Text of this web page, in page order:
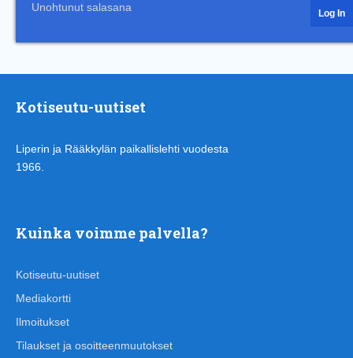
Unohtunut salasana
Kotiseutu-uutiset
Liperin ja Rääkkylän paikallislehti vuodesta
1966.
Kuinka voimme palvella?
Kotiseutu-uutiset
Mediakortti
Ilmoitukset
Tilaukset ja osoitteenmuutokset